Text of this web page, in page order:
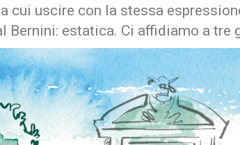
cui uscire con la stessa
Bernini: estatica. Ci affidiamo a tre